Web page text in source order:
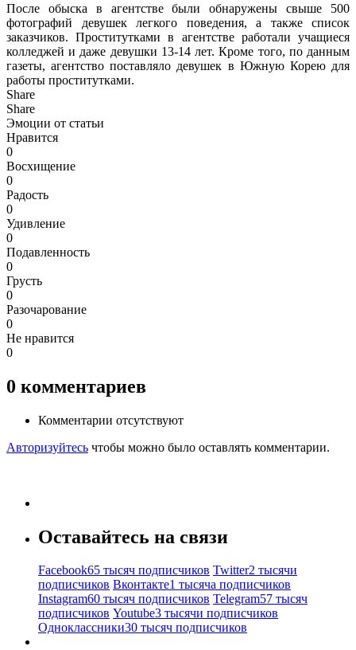
После обыска в агентстве были обнаружены свыше 500
фотографий девушек легкого поведения, а также список
заказчиков. Проститутками в агентстве работали учащиеся
колледжей и даже девушки 13-14 лет. Кроме того, по данным
газеты, агентство поставляло девушек в Южную Корею для
работы проститутками.
Share
Share
Эмоции от статьи
Нравится
0
Восхищение
0
Радость
0
Удивление
0
Подавленность
0
Грусть
0
Разочарование
0
Не нравится
0
0 комментариев
Комментарии отсутствуют
Авторизуйтесь чтобы можно было оставлять комментарии.
Оставайтесь на связи
Facebook65 тысяч подписчиков Twitter2 тысячи
подписчиков Вконтакте1 тысяча подписчиков
Instagram60 тысяч подписчиков Telegram57 тысяч
подписчиков Youtube3 тысячи подписчиков
Одноклассники30 тысяч подписчиков